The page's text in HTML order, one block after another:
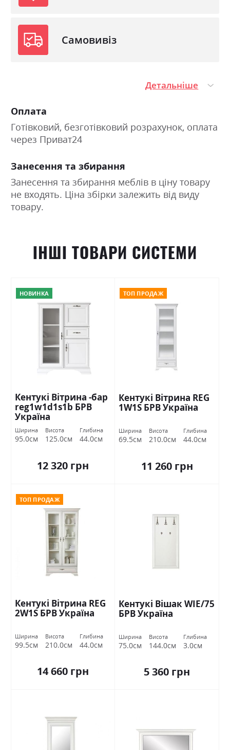
Самовивіз
Детальніше
Оплата
Готівковий, безготівковий розрахунок, оплата
через Приват24
Занесення та збирання
Занесення та збирання меблів в ціну товару
не входять. Ціна збірки залежить від виду
товару.
ІНШІ ТОВАРИ СИСТЕМИ
НОВИНКА
Кентукі Вітрина -бар
reg1w1d1s1b БРВ
Україна
Ширина
95.0см
Висота
125.0см
Глибина
44.0см
12 320 грн
ТОП ПРОДАЖ
Кентукі Вітрина REG
1W1S БРВ Україна
Ширина
69.5см
Висота
210.0см
Глибина
44.0см
11 260 грн
ТОП ПРОДАЖ
Кентукі Вітрина REG
2W1S БРВ Україна
Ширина
99.5см
Висота
210.0см
Глибина
44.0см
14 660 грн
Кентукі Вішак WIE/75
БРВ Україна
Ширина
75.0см
Висота
144.0см
Глибина
3.0см
5 360 грн